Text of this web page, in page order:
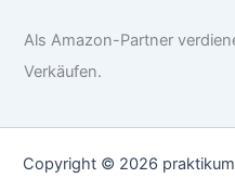
Als Amazon-Partner
Verkäufen.
Copyright © 2026